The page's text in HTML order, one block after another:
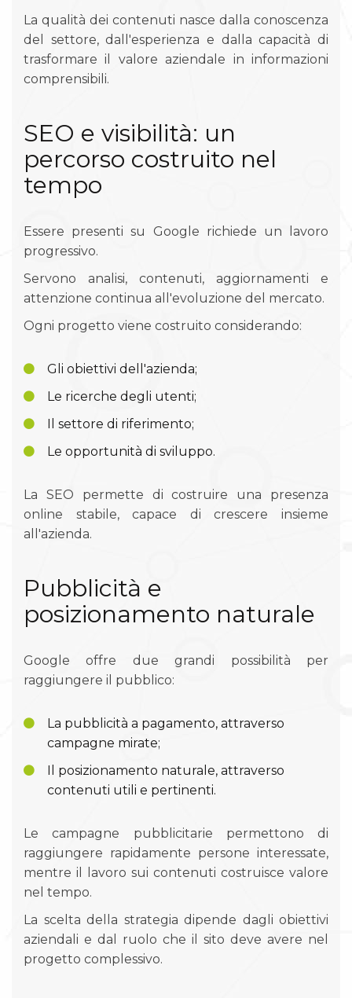
La qualità dei contenuti nasce dalla conoscenza
del settore, dall'esperienza e dalla capacità di
trasformare il valore aziendale in informazioni
comprensibili.
SEO e visibilità: un
percorso costruito nel
tempo
Essere presenti su Google richiede un lavoro
progressivo.
Servono analisi, contenuti, aggiornamenti e
attenzione continua all'evoluzione del mercato.
Ogni progetto viene costruito considerando:
Gli obiettivi dell'azienda;
Le ricerche degli utenti;
Il settore di riferimento;
Le opportunità di sviluppo.
La SEO permette di costruire una presenza
online stabile, capace di crescere insieme
all'azienda.
Pubblicità e
posizionamento naturale
Google offre due grandi possibilità per
raggiungere il pubblico:
La pubblicità a pagamento, attraverso
campagne mirate;
Il posizionamento naturale, attraverso
contenuti utili e pertinenti.
Le campagne pubblicitarie permettono di
raggiungere rapidamente persone interessate,
mentre il lavoro sui contenuti costruisce valore
nel tempo.
La scelta della strategia dipende dagli obiettivi
aziendali e dal ruolo che il sito deve avere nel
progetto complessivo.